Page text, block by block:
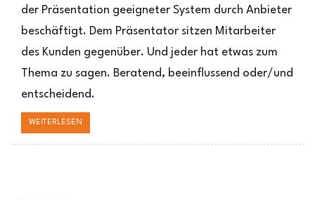
es
wäre
/
der Präsentation geeigneter System durch Anbieter
beschäftigt. Dem Präsentator sitzen Mitarbeiter
des Kunden gegenüber. Und jeder hat etwas zum
Thema zu sagen. Beratend, beeinflussend oder/und
entscheidend.
WEITERLESEN